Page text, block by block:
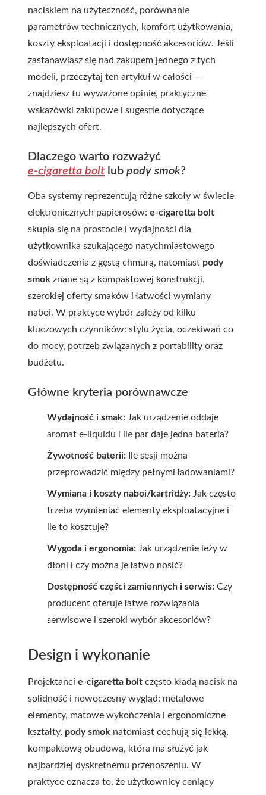
naciskiem na użyteczność, porównanie
parametrów technicznych, komfort użytkowania,
koszty eksploatacji i dostępność akcesoriów. Jeśli
zastanawiasz się nad zakupem jednego z tych
modeli, przeczytaj ten artykuł w całości —
znajdziesz tu wyważone opinie, praktyczne
wskazówki zakupowe i sugestie dotyczące
najlepszych ofert.
Dlaczego warto rozważyć
e-cigaretta bolt lub pody smok?
Oba systemy reprezentują różne szkoły w świecie
elektronicznych papierosów: e-cigaretta bolt
skupia się na prostocie i wydajności dla
użytkownika szukającego natychmiastowego
doświadczenia z gęstą chmurą, natomiast pody
smok znane są z kompaktowej konstrukcji,
szerokiej oferty smaków i łatwości wymiany
naboi. W praktyce wybór zależy od kilku
kluczowych czynników: stylu życia, oczekiwań co
do mocy, potrzeb związanych z portability oraz
budżetu.
Główne kryteria porównawcze
Wydajność i smak: Jak urządzenie oddaje
aromat e-liquidu i ile par daje jedna bateria?
Żywotność baterii: Ile sesji można
przeprowadzić między pełnymi ładowaniami?
Wymiana i koszty naboi/kartridży: Jak często
trzeba wymieniać elementy eksploatacyjne i
ile to kosztuje?
Wygoda i ergonomia: Jak urządzenie leży w
dłoni i czy można je łatwo nosić?
Dostępność części zamiennych i serwis: Czy
producent oferuje łatwe rozwiązania
serwisowe i szeroki wybór akcesoriów?
Design i wykonanie
Projektanci e-cigaretta bolt często kładą nacisk na
solidność i nowoczesny wygląd: metalowe
elementy, matowe wykończenia i ergonomiczne
kształty. pody smok natomiast cechują się lekką,
kompaktową obudową, która ma służyć jak
najbardziej dyskretnemu przenoszeniu. W
praktyce oznacza to, że użytkownicy ceniący